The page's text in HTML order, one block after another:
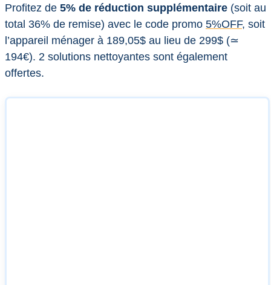
Profitez de 5% de réduction supplémentaire (soit au
total 36% de remise) avec le code promo 5%OFF, soit
l’appareil ménager à 189,05$ au lieu de 299$ (≃
194€). 2 solutions nettoyantes sont également
offertes.